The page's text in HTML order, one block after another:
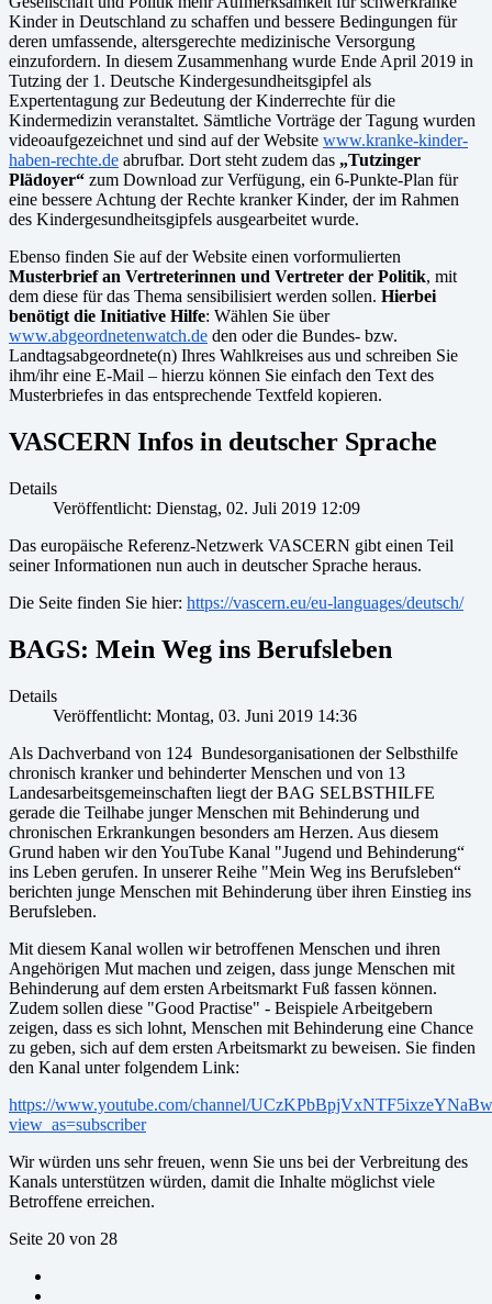
Kinder in Deutschland zu schaffen und bessere Bedingungen für
deren umfassende, altersgerechte medizinische Versorgung
einzufordern. In diesem Zusammenhang wurde Ende April 2019 in
Tutzing der 1. Deutsche Kindergesundheitsgipfel als
Expertentagung zur Bedeutung der Kinderrechte für die
Kindermedizin veranstaltet. Sämtliche Vorträge der Tagung wurden
videoaufgezeichnet und sind auf der Website www.kranke-kinder-
haben-rechte.de abrufbar. Dort steht zudem das „Tutzinger
Plädoyer“ zum Download zur Verfügung, ein 6-Punkte-Plan für
eine bessere Achtung der Rechte kranker Kinder, der im Rahmen
des Kindergesundheitsgipfels ausgearbeitet wurde.
Ebenso finden Sie auf der Website einen vorformulierten
Musterbrief an Vertreterinnen und Vertreter der Politik, mit
dem diese für das Thema sensibilisiert werden sollen. Hierbei
benötigt die Initiative Hilfe: Wählen Sie über
www.abgeordnetenwatch.de den oder die Bundes- bzw.
Landtagsabgeordnete(n) Ihres Wahlkreises aus und schreiben Sie
ihm/ihr eine E-Mail – hierzu können Sie einfach den Text des
Musterbriefes in das entsprechende Textfeld kopieren.
VASCERN Infos in deutscher Sprache
Details
Veröffentlicht: Dienstag, 02. Juli 2019 12:09
Das europäische Referenz-Netzwerk VASCERN gibt einen Teil
seiner Informationen nun auch in deutscher Sprache heraus.
Die Seite finden Sie hier: https://vascern.eu/eu-languages/deutsch/
BAGS: Mein Weg ins Berufsleben
Details
Veröffentlicht: Montag, 03. Juni 2019 14:36
Als Dachverband von 124 Bundesorganisationen der Selbsthilfe
chronisch kranker und behinderter Menschen und von 13
Landesarbeitsgemeinschaften liegt der BAG SELBSTHILFE
gerade die Teilhabe junger Menschen mit Behinderung und
chronischen Erkrankungen besonders am Herzen. Aus diesem
Grund haben wir den YouTube Kanal "Jugend und Behinderung“
ins Leben gerufen. In unserer Reihe "Mein Weg ins Berufsleben“
berichten junge Menschen mit Behinderung über ihren Einstieg ins
Berufsleben.
Mit diesem Kanal wollen wir betroffenen Menschen und ihren
Angehörigen Mut machen und zeigen, dass junge Menschen mit
Behinderung auf dem ersten Arbeitsmarkt Fuß fassen können.
Zudem sollen diese "Good Practise" - Beispiele Arbeitgebern
zeigen, dass es sich lohnt, Menschen mit Behinderung eine Chance
zu geben, sich auf dem ersten Arbeitsmarkt zu beweisen. Sie finden
den Kanal unter folgendem Link:
https://www.youtube.com/channel/
view_as=subscriber
Wir würden uns sehr freuen, wenn Sie uns bei der Verbreitung des
Kanals unterstützen würden, damit die Inhalte möglichst viele
Betroffene erreichen.
Seite 20 von 28